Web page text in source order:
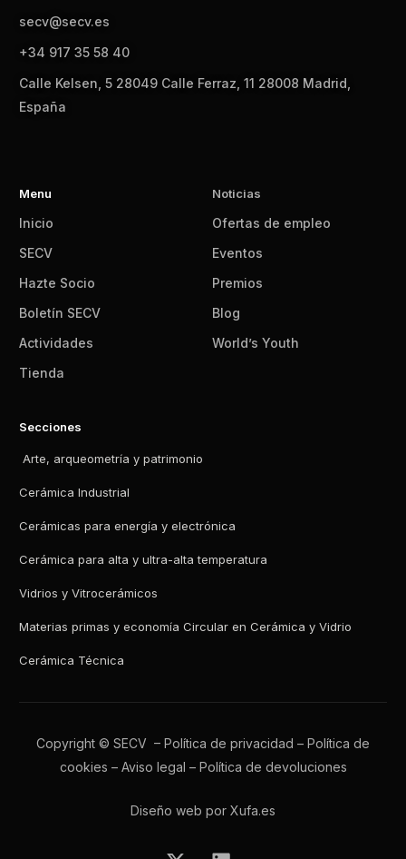
secv@secv.es
+34 917 35 58 40
Calle Kelsen, 5 28049 Calle Ferraz, 11 28008 Madrid,
España
Menu
Inicio
SECV
Hazte Socio
Boletín SECV
Actividades
Tienda
Noticias
Ofertas de empleo
Eventos
Premios
Blog
World’s Youth
Secciones
Arte, arqueometría y patrimonio
Cerámica Industrial
Cerámicas para energía y electrónica
Cerámica para alta y ultra-alta temperatura
Vidrios y Vitrocerámicos
Materias primas y economía Circular en Cerámica y Vidrio
Cerámica Técnica
Copyright © SECV – Política de privacidad – Política de
cookies – Aviso legal – Política de devoluciones
Diseño web por Xufa.es